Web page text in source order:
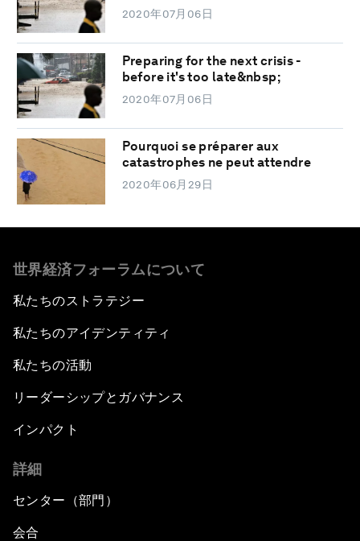
2020年07月06日
Preparing for the next crisis -
before it's too late&nbsp;
2020年07月06日
Pourquoi se préparer aux
catastrophes ne peut attendre
2020年06月29日
世界経済フォーラムについて
私たちのストラテジー
私たちのアイデンティティ
私たちの活動
リーダーシップとガバナンス
インパクト
詳細
センター（部門）
会合